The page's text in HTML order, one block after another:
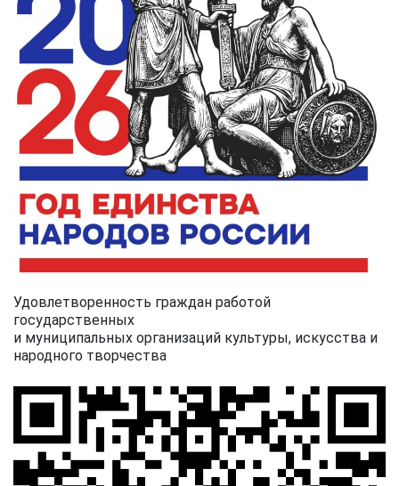
Удовлетворенность граждан работой
государственных
и муниципальных организаций культуры, искусства и
народного творчества